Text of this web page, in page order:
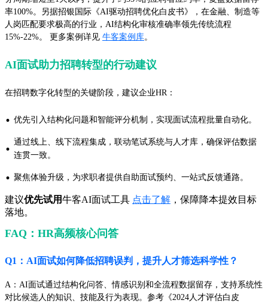
率100%。另据招银国际《AI驱动招聘优化白皮书》，在金融、制造等
人岗匹配要求极高的行业，AI结构化审核准确率领先传统流程
15%-22%。 更多案例详见 牛客案例库。
AI面试助力招聘转型的行动建议
在招聘数字化转型的关键阶段，建议企业HR：
· 优先引入结构化问题和智能评分机制，实现面试流程批量自动化。
· 通过线上、线下流程集成，联动笔试系统与人才库，确保评估数据
连贯一致。
· 聚焦体验升级，为求职者提供自助面试预约、一站式反馈通路。
建议优先试用牛客AI面试工具 点击了解 ，保障降本提效目标
落地。
FAQ：HR高频核心问答
Q1：AI面试如何降低招聘误判，提升人才筛选科学性？
A：AI面试通过结构化问答、情感识别和全流程数据留存，支持系统性
对比候选人的知识、技能及行为表现。参考《2024人才评估白皮